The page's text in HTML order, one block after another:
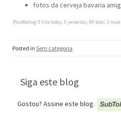
fotos da cerveja bavaria
(PostRating: 0 hits today, 0 yesterday, 89 total, 2 max)
Posted in Sem categoria
Siga este blog
Gostou? Assine este blog.